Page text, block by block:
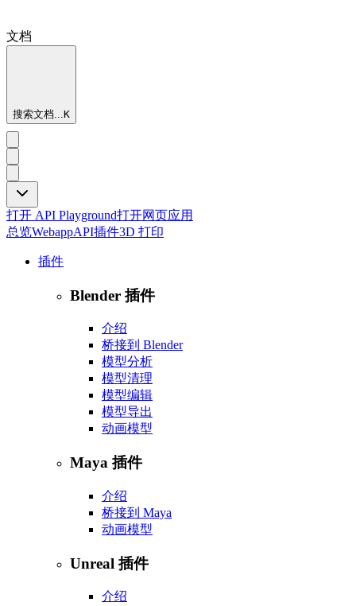
文档
搜索文档...K
打开 API Playground打开网页应用
总览WebappAPI插件3D 打印
插件
Blender 插件
介绍
桥接到 Blender
模型分析
模型清理
模型编辑
模型导出
动画模型
Maya 插件
介绍
桥接到 Maya
动画模型
Unreal 插件
介绍